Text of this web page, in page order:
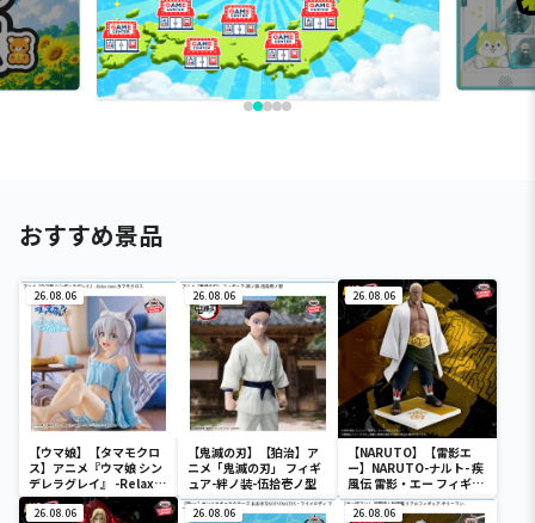
おすすめ景品
26.08.06
【ウマ娘】【タマモクロ
ス】アニメ『ウマ娘 シン
デレラグレイ』 -Relax
time-タマモクロス
26.08.06
【鬼滅の刃】【狛治】ア
ニメ「鬼滅の刃」 フィギ
ュア-絆ノ装-伍拾壱ノ型
26.08.06
【NARUTO】【雷影エ
ー】NARUTO-ナルト- 疾
風伝 雷影・エー フィギュ
ア～五影集結…!!～
26.08.06 26.08.06 26.08.06